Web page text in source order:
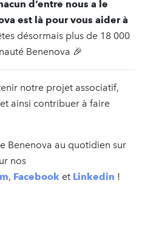
d’entre nous a le
est là pour vous aider à
désormais plus de 18 000
Benenova 🎉
notre projet associatif,
et ainsi contribuer à faire
Benenova au quotidien sur
nos
, Facebook et Linkedin !